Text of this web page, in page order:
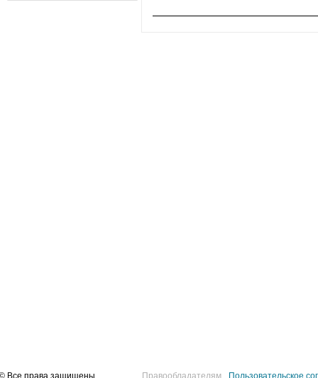
Все права защищены
Правообладателям
Пользовательское